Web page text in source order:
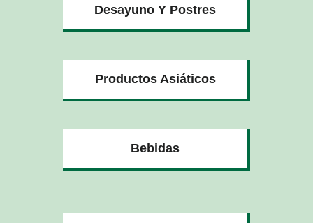
Desayuno Y Postres
Productos Asiáticos
Bebidas